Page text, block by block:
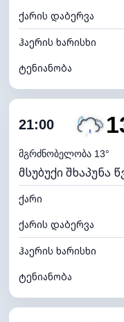
ღრუბლის სიმაღლე
ქარის დაბერვა
ჰაერის ხარისხი
ტენიანობა
ღრუბლიანობა
ნამის წერტილი
ხილვადობა
განათების ინდექსი
ღრუბლის სიმაღლე
21:00
მგრძნობელობა 13°
მსუბუქი შხაპუნა
ქარი
ქარის დაბერვა
ჰაერის ხარისხი
ტენიანობა